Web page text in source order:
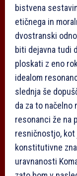
bistvena
etičnega in
dvostranski
biti dejavna tudi
ploskati z eno
idealom
slednja še
da za to načelno
resonanci že na
resničnostjo, kot
konstitutivne
uravnanosti